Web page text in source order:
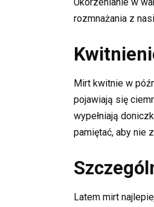
rozmnażania z
Mirt kwitnie w
pojawiają się
wypełniają
pamiętać, aby nie
Latem mirt